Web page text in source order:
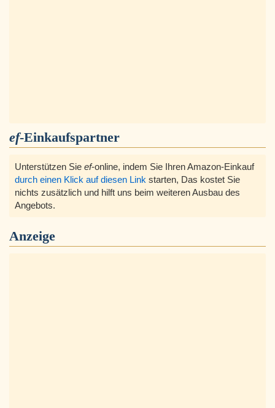
ef-Einkaufspartner
Unterstützen Sie ef-online, indem Sie Ihren Amazon-Einkauf
durch einen Klick auf diesen Link starten, Das kostet Sie
nichts zusätzlich und hilft uns beim weiteren Ausbau des
Angebots.
Anzeige